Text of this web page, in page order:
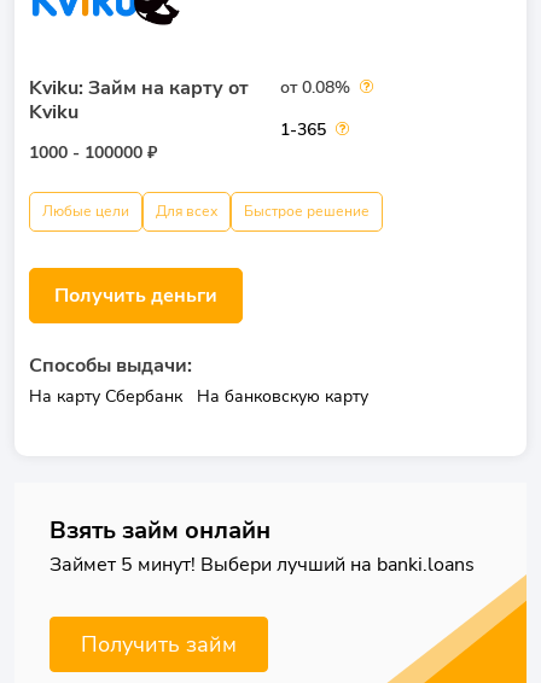
Kviku: Займ на карту от
Kviku
1000 - 100000 ₽
от 0.08%
1-365
Любые цели Для всех Быстрое решение
Получить деньги
Способы выдачи:
На карту Сбербанк На банковскую карту
Взять займ онлайн
Займет 5 минут! Выбери лучший на banki.loans
Получить займ